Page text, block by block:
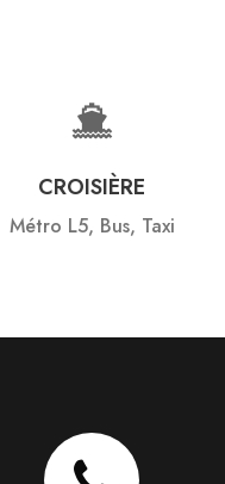
CROISIÈRE
Métro L5, Bus, Taxi